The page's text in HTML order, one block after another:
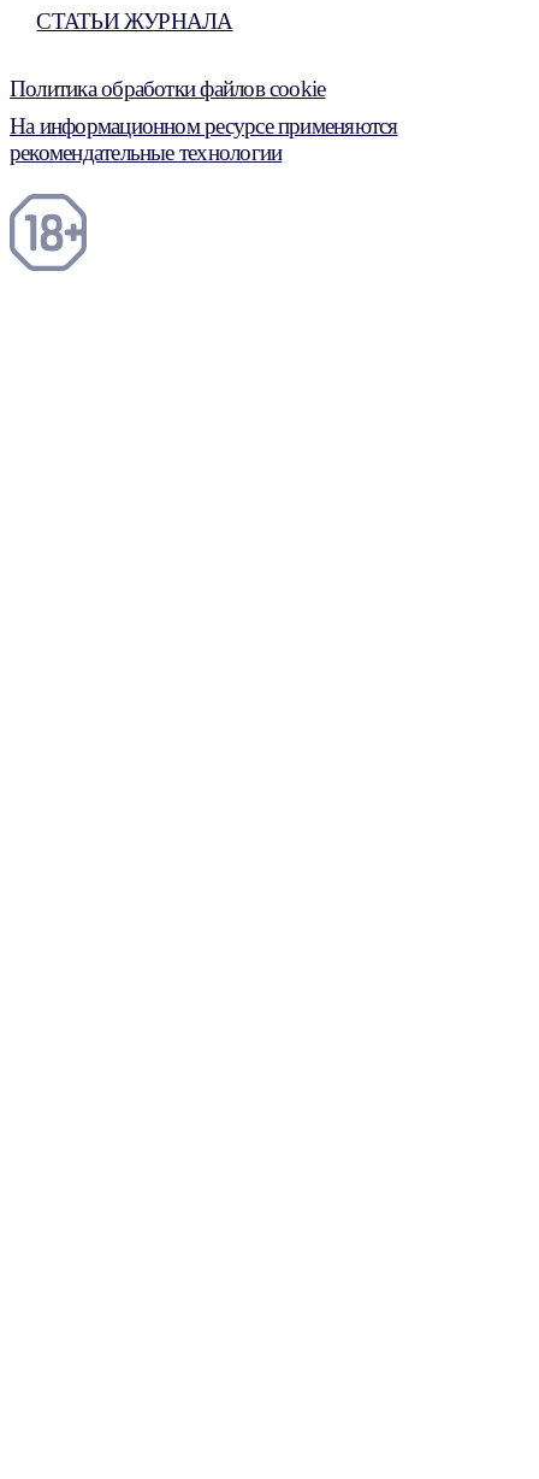
СТАТЬИ ЖУРНАЛА
Политика обработки файлов cookie
На информационном ресурсе применяются
рекомендательные технологии